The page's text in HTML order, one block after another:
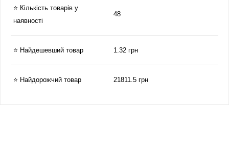
⭐ Кількість товарів у
наявності
48
⭐ Найдешевший товар 1.32 грн
⭐ Найдорожчий товар 21811.5 грн